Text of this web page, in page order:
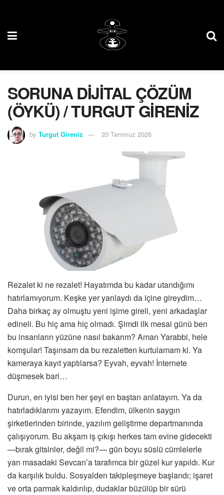
SORUNA DİJİTAL ÇÖZÜM
(ÖYKÜ) / TURGUT GİRENİZ
by Turgut Gireniz 20 Temmuz 2026
Rezalet ki ne rezalet! Hayatımda bu kadar utandığımı
hatırlamıyorum. Keşke yer yarılaydı da içine gireydim…
Daha birkaç ay olmuştu yeni işime gireli, yeni arkadaşlar
edineli. Bu hiç ama hiç olmadı. Şimdi ilk mesai günü ben
bu insanların yüzüne nasıl bakarım? Aman Yarabbi, hele
komşular! Taşınsam da bu rezaletten kurtulamam ki. Ya
kameraya kayıt yaptılarsa? Eyvah, eyvah! İnternete
düşmesek bari…
Durun, en iyisi ben her şeyi en baştan anlatayım. Ya da
hatırladıklarımı yazayım. Efendim, ülkenin saygın
şirketlerinden birinde, yazılım geliştirme departmanında
çalışıyorum. Bu akşam iş çıkışı herkes tam evine gidecekti
—bırak gitsinler, değil mi?— gün boyu süslü cümlelerle
yan masadaki Sevcan’a tarafımca bir güzel kur yapıldı. Kur
da karşılık buldu. Sosyalden takipleşmeye başlandı; işaret
ve orta parmak kaldırılıp, dudaklar büzülüp bir sürü